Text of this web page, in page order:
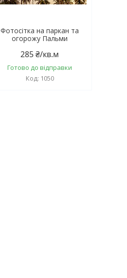
Фотосітка на паркан та
огорожу Пальми
285 ₴/кв.м
Готово до відправки
1050